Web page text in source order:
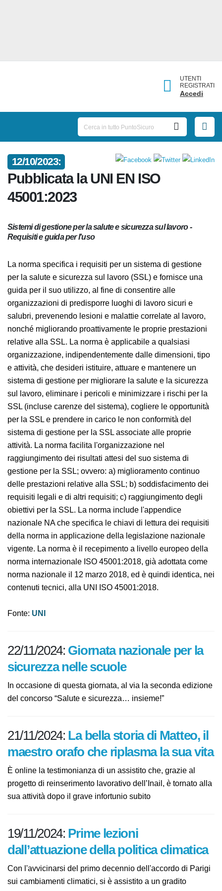
UTENTI
REGISTRATI
Accedi
12/10/2023:
Pubblicata la UNI EN ISO
45001:2023
Sistemi di gestione per la salute e sicurezza sul lavoro -
Requisiti e guida per l'uso
La norma specifica i requisiti per un sistema di
gestione per la salute e sicurezza sul lavoro (SSL) e
fornisce una guida per il suo utilizzo, al fine di
consentire alle organizzazioni di predisporre luoghi di
lavoro sicuri e salubri, prevenendo lesioni e malattie
correlate al lavoro, nonché migliorando
proattivamente le proprie prestazioni relative alla SSL.
La norma è applicabile a qualsiasi organizzazione,
indipendentemente dalle dimensioni, tipo e attività,
che desideri istituire, attuare e mantenere un sistema
di gestione per migliorare la salute e la sicurezza sul
lavoro, eliminare i pericoli e minimizzare i rischi per la
SSL (incluse carenze del sistema), cogliere le
opportunità per la SSL e prendere in carico le non
conformità del sistema di gestione per la SSL associate
alle proprie attività. La norma facilita l'organizzazione
nel raggiungimento dei risultati attesi del suo sistema
di gestione per la SSL; ovvero: a) miglioramento
continuo delle prestazioni relative alla SSL; b)
soddisfacimento dei requisiti legali e di altri requisiti; c)
raggiungimento degli obiettivi per la SSL. La norma
include l'appendice nazionale NA che specifica le chiavi
di lettura dei requisiti della norma in applicazione della
legislazione nazionale vigente. La norma è il
recepimento a livello europeo della norma
internazionale ISO 45001:2018, già adottata come
nei contenuti tecnici, alla UNI ISO 45001:2018.
22/11/2024:Giornata nazionale per
la sicurezza nelle scuole
21/11/2024:La bella storia di
Matteo, il maestro orafo che
riplasma la sua vita
progetto di reinserimento lavorativo dell’Inail, è
tornato alla sua attività dopo il grave infortunio subito
19/11/2024:Prime lezioni